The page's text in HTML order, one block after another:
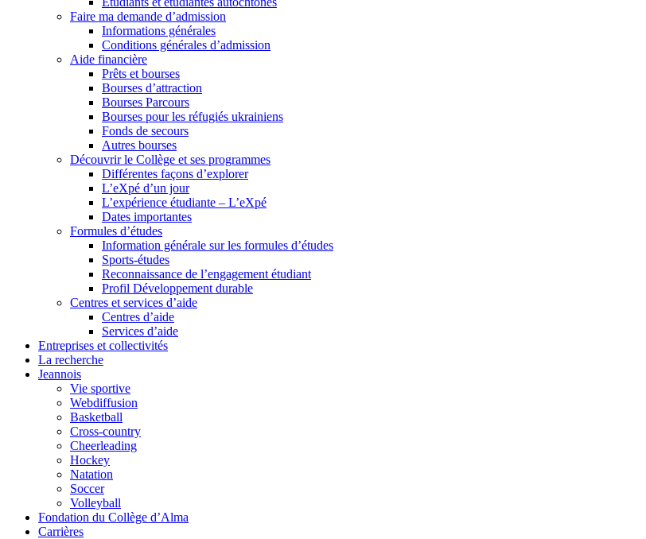
Faire ma demande d’admission
Informations générales
Conditions générales d’admission
Aide financière
Prêts et bourses
Bourses d’attraction
Bourses Parcours
Bourses pour les réfugiés ukrainiens
Fonds de secours
Autres bourses
Découvrir le Collège et ses programmes
Différentes façons d’explorer
L’eXpé d’un jour
L’expérience étudiante – L’eXpé
Dates importantes
Formules d’études
Information générale sur les formules d’études
Sports-études
Reconnaissance de l’engagement étudiant
Profil Développement durable
Centres et services d’aide
Centres d’aide
Services d’aide
Entreprises et collectivités
La recherche
Jeannois
Vie sportive
Webdiffusion
Basketball
Cross-country
Cheerleading
Hockey
Natation
Soccer
Volleyball
Fondation du Collège d’Alma
Carrières